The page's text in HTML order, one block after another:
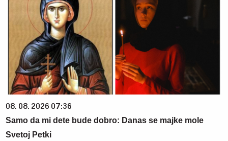
08. 08. 2026 07:36
Samo da mi dete bude dobro: Danas se majke mole
Svetoj Petki